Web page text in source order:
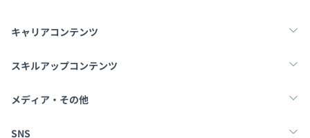
モバイルファクトリーでは、「誰が言ったか」ではなく、
トに議論し仕事を進めていく環境です。
キャリアコンテンツ
転職・キャリア
スキルアップコンテンツ
学習
メディア・その他
Tech Team Journal
SNS